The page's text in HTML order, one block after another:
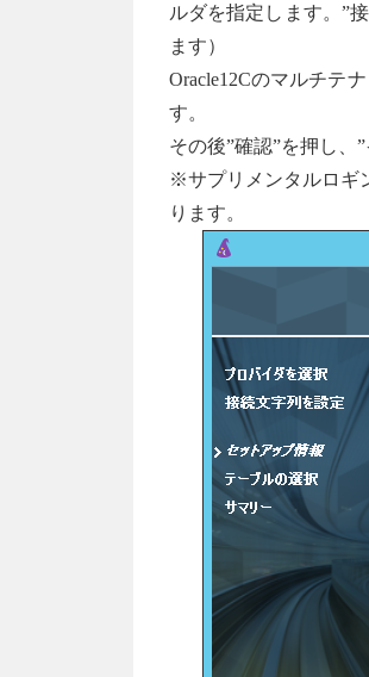
ルダを指定します。”
ます）
Oracle12Cのマルチテ
す。
その後”確認”を押し、
※サプリメンタルロギ
ります。